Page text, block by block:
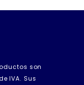
son
IVA. Sus